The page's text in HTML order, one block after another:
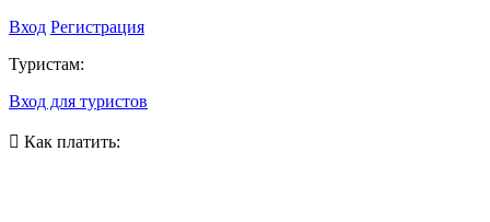
Вход Регистрация
Туристам:
Вход для туристов
Как платить: